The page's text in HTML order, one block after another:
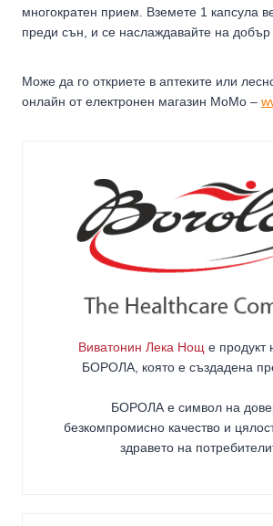
многократен прием. Вземете 1 капсула
преди сън, и се наслаждавайте на добър
Може да го откриете в аптеките или
онлайн от електронен магазин MoMo –
Виватонин Лека Нощ е
БОРОЛА, която е създадена
БОРОЛА е символ на
безкомпромисно качество и
здравето на